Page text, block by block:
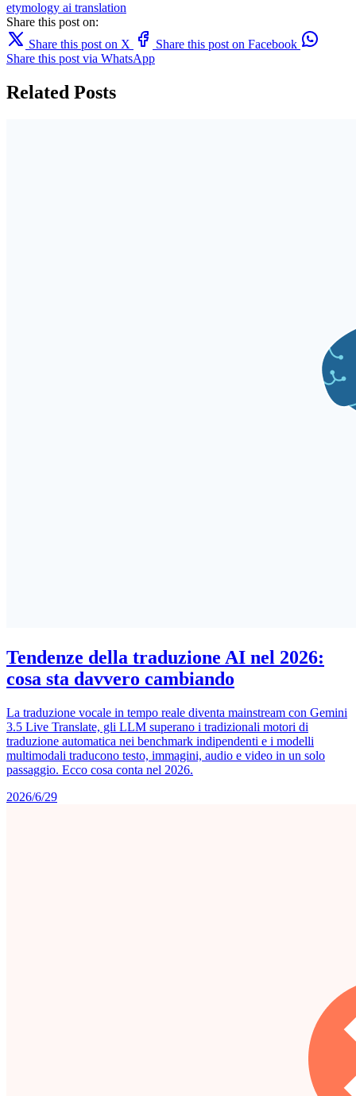
etymology ai translation
Share this post on:
Share this post on X
Share this post on Facebook
Share this post via WhatsApp
Related Posts
Tendenze della traduzione AI nel 2026:
cosa sta davvero cambiando
La traduzione vocale in tempo reale diventa mainstream con Gemini
3.5 Live Translate, gli LLM superano i tradizionali motori di
traduzione automatica nei benchmark indipendenti e i modelli
multimodali traducono testo, immagini, audio e video in un solo
passaggio. Ecco cosa conta nel 2026.
2026/6/29